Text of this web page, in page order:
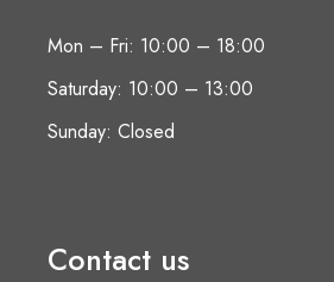
Mon – Fri: 10:00 – 18:00
Saturday: 10:00 – 13:00
Sunday: Closed
Contact us